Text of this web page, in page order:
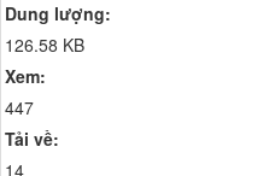
Dung lượng:
126.58 KB
Xem:
447
Tải về:
14